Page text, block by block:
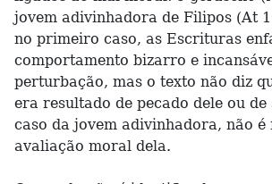
jovem adivinhadora de Filipos (At
no primeiro caso, as Escrituras
comportamento bizarro e
perturbação, mas o texto não diz
era resultado de pecado dele ou
caso da jovem adivinhadora, não
avaliação moral dela.